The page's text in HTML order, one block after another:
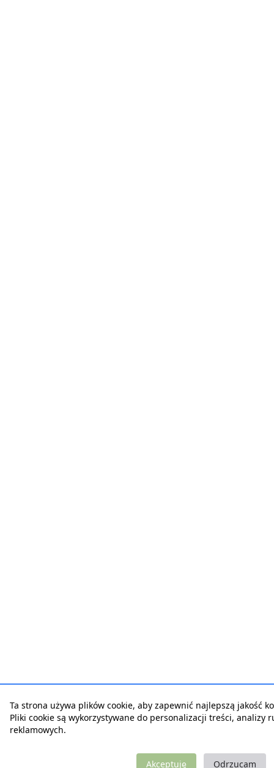
Ta strona używa plików cookie, aby zapewnić najlepszą jakość
Pliki cookie są wykorzystywane do personalizacji treści, analizy
reklamowych.
Akceptuję Odrzucam